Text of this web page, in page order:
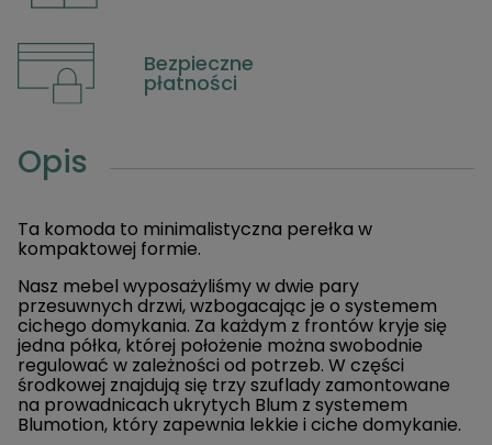
Bezpieczne
płatności
Opis
Ta komoda to minimalistyczna perełka w
kompaktowej formie.
Nasz mebel wyposażyliśmy w dwie pary
przesuwnych drzwi, wzbogacając je o systemem
cichego domykania. Za każdym z frontów kryje się
jedna półka, której położenie można swobodnie
regulować w zależności od potrzeb. W części
środkowej znajdują się trzy szuflady zamontowane
na prowadnicach ukrytych Blum z systemem
Blumotion, który zapewnia lekkie i ciche domykanie.